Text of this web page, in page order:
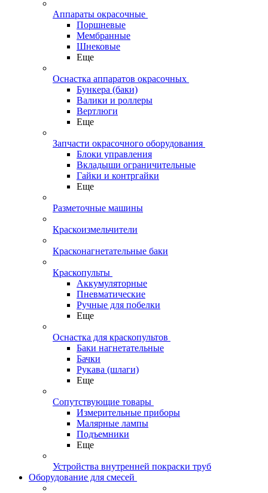
Аппараты окрасочные
Поршневые
Мембранные
Шнековые
Еще
Оснастка аппаратов окрасочных
Бункера (баки)
Валики и роллеры
Вертлюги
Еще
Запчасти окрасочного оборудования
Блоки управления
Вкладыши ограничительные
Гайки и контргайки
Еще
Разметочные машины
Краскоизмельчители
Красконагнетательные баки
Краскопульты
Аккумуляторные
Пневматические
Ручные для побелки
Еще
Оснастка для краскопультов
Баки нагнетательные
Бачки
Рукава (шлаги)
Еще
Сопутствующие товары
Измерительные приборы
Малярные лампы
Подъемники
Еще
Устройства внутренней покраски труб
Оборудование для смесей